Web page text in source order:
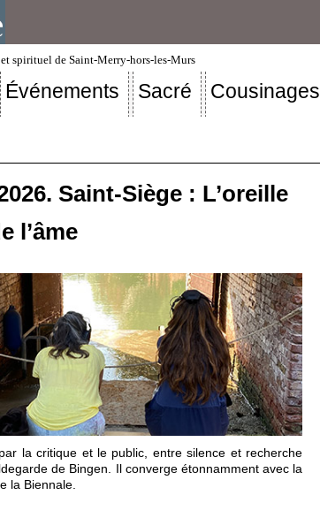
spirituel de Saint-Merry-hors-les-Murs
Événements Sacré Cousinages
Saint-Siège : L’oreille
l’âme
la critique et le public, entre silence et recherche
de Bingen. Il converge étonnamment avec la
la Biennale.